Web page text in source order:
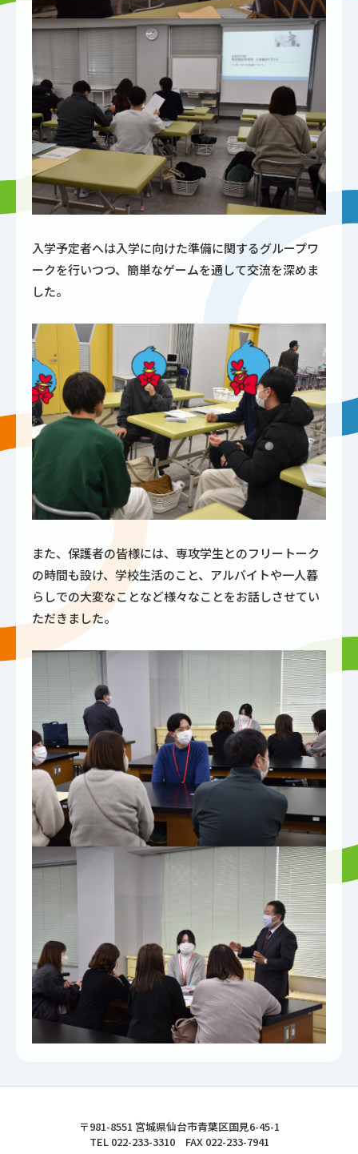
入学予定者へは入学に向けた準備に関するグループワ
ークを行いつつ、簡単なゲームを通して交流を深めま
した。
また、保護者の皆様には、専攻学生とのフリートーク
の時間も設け、学校生活のこと、アルバイトや一人暮
らしでの大変なことなど様々なことをお話しさせてい
ただきました。
東北文化学園大学
〒981-8551 宮城県仙台市青葉区国見6-45-1
TEL 022-233-3310 FAX 022-233-7941